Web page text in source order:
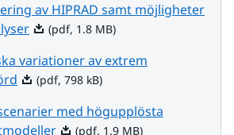
av HIPRAD samt möjligheter
Pdf, 1.8 MB.
(pdf, 1.8 MB)
variationer av extrem
Pdf, 798 kB.
(pdf, 798 kB)
med högupplösta
Pdf, 1.9 MB.
(pdf, 1.9 MB)